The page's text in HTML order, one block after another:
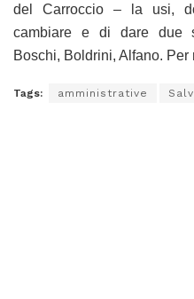
del Carroccio – la usi,
cambiare e di dare due
Boschi, Boldrini, Alfano. Per
Tags: amministrative